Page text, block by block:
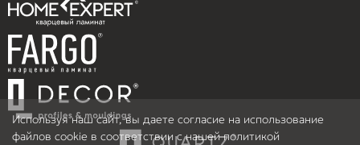
Используя наш сайт, вы даете согласие на использование
файлов cookie в соответствии с нашей политикой